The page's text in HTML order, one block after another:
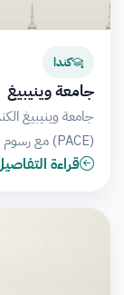
كندا
جامعة وينيبيغ
جامعة وينيبيغ
(PACE) مع رسوم معقولة، وتوفر فرص عمل أثناء الدراسة وبعد…
قراءة